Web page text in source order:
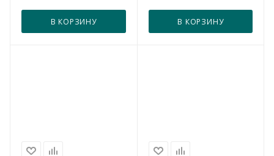
В КОРЗИНУ В КОРЗИНУ